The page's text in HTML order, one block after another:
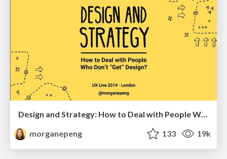
Design and Strategy: How to Deal with People Who Don’t "Get" Design
morganepeng
133 19k